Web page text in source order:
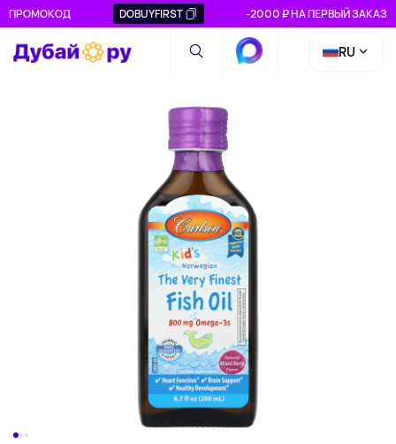
ПРОМОКОД DOBUYFIRST -2000 ₽ НА ПЕРВЫЙ ЗАКАЗ
RU